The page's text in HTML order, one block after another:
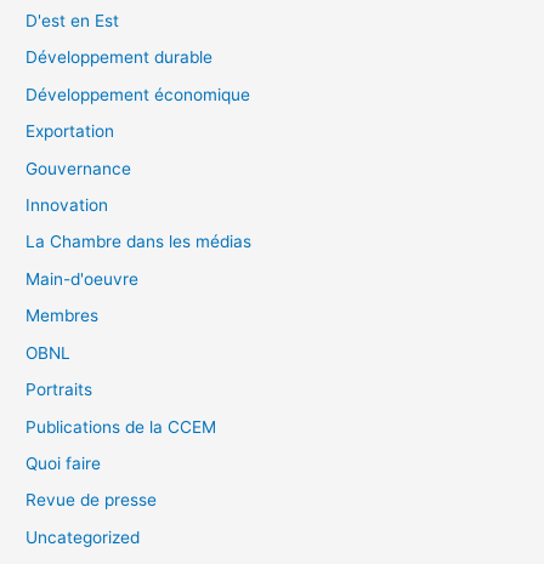
D'est en Est
Développement durable
Développement économique
Exportation
Gouvernance
Innovation
La Chambre dans les médias
Main-d'oeuvre
Membres
OBNL
Portraits
Publications de la CCEM
Quoi faire
Revue de presse
Uncategorized